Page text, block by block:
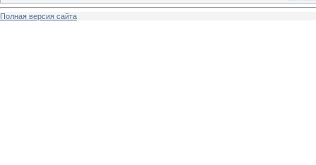
Полная версия сайта